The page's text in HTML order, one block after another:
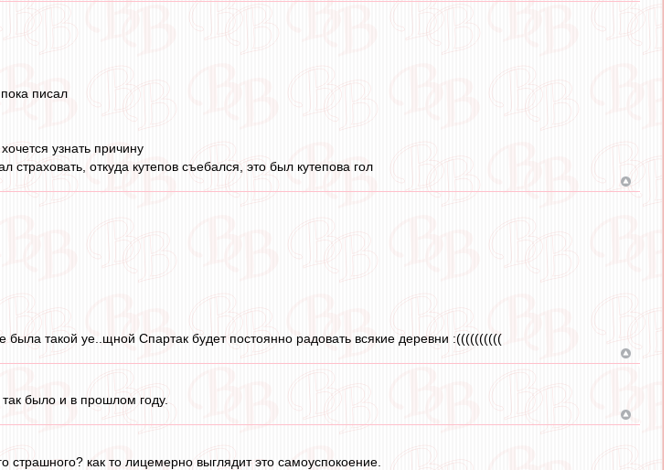
писал
узнать причину
страховать, откуда кутепов съебался, это был кутепова гол
была такой уе..щной Спартак будет постоянно радовать всякие деревни :((((((((((
было и в прошлом году.
страшного? как то лицемерно выглядит это самоуспокоение.